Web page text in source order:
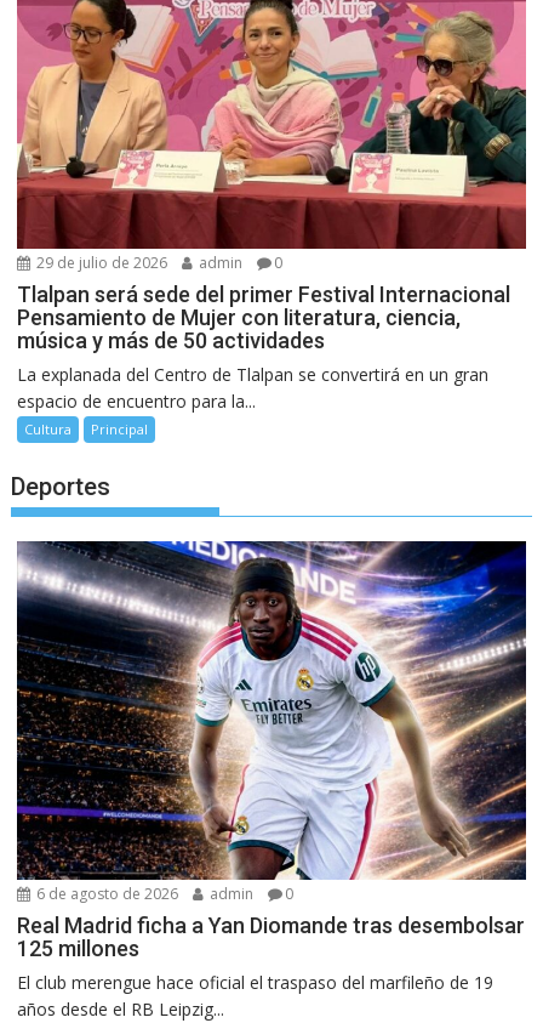
29 de julio de 2026 admin 0
Tlalpan será sede del primer Festival Internacional
Pensamiento de Mujer con literatura, ciencia,
música y más de 50 actividades
La explanada del Centro de Tlalpan se convertirá en un gran
espacio de encuentro para la...
Cultura Principal
Deportes
6 de agosto de 2026 admin 0
Real Madrid ficha a Yan Diomande tras desembolsar
125 millones
El club merengue hace oficial el traspaso del marfileño de 19
años desde el RB Leipzig...